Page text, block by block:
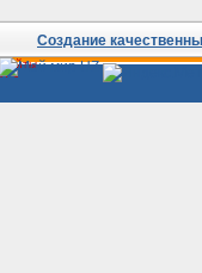
Создание
Сайты
Узбекистана